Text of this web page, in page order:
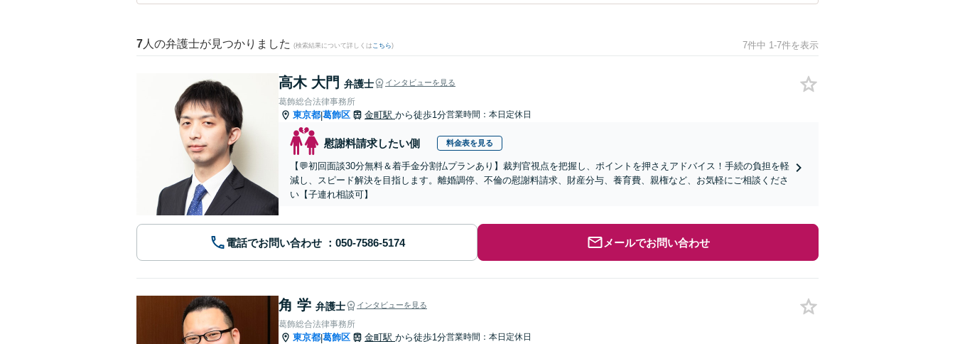
7 人の弁護士が見つかりました (検索結果について詳しくは こちら) 7件中 1-7件を表示
高木 大門 弁護士 インタビューを見る
葛飾総合法律事務所
東京都|葛飾区 金町駅 から徒歩1分営業時間：本日定休日
慰謝料請求したい側 料金表を見る
【💬初回面談30分無料＆着手金分割払プランあり】裁判官視点を把握し、ポイントを押さえアドバイス！手続の負担を軽
減し、スピード解決を目指します。離婚調停、不倫の慰謝料請求、財産分与、養育費、親権など、お気軽にご相談くださ
い【子連れ相談可】
電話でお問い合わせ メールでお問い合わせ
角 学 弁護士 インタビューを見る
葛飾総合法律事務所
東京都|葛飾区 金町駅 から徒歩1分営業時間：本日定休日